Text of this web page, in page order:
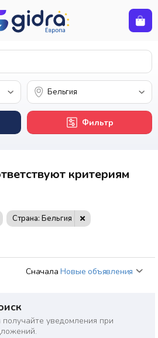
Фильтр
критериям
Страна: Бельгия
Сначала Новые объявления
уведомления при